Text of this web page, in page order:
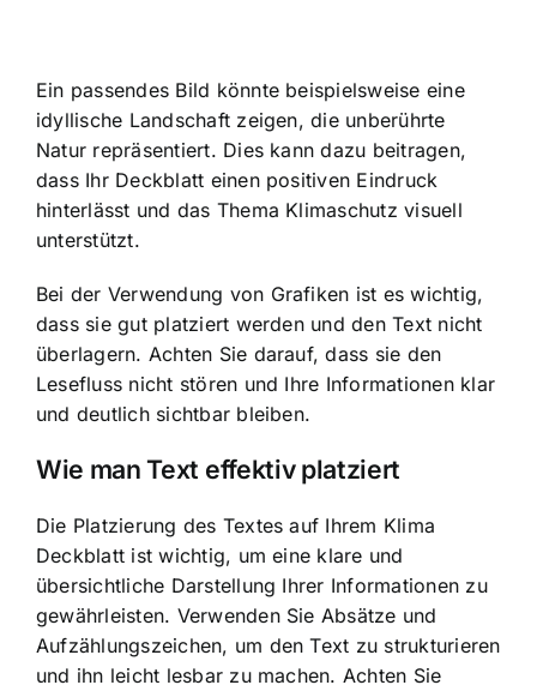
Ein passendes Bild könnte beispielsweise eine
idyllische Landschaft zeigen, die unberührte
Natur repräsentiert. Dies kann dazu beitragen,
dass Ihr Deckblatt einen positiven Eindruck
hinterlässt und das Thema Klimaschutz visuell
unterstützt.
Bei der Verwendung von Grafiken ist es wichtig,
dass sie gut platziert werden und den Text nicht
überlagern. Achten Sie darauf, dass sie den
Lesefluss nicht stören und Ihre Informationen klar
und deutlich sichtbar bleiben.
Wie man Text effektiv platziert
Die Platzierung des Textes auf Ihrem Klima
Deckblatt ist wichtig, um eine klare und
übersichtliche Darstellung Ihrer Informationen zu
gewährleisten. Verwenden Sie Absätze und
Aufzählungszeichen, um den Text zu strukturieren
und ihn leicht lesbar zu machen. Achten Sie